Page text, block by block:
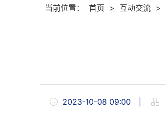
当前位置： 首页 > 互动交流 >
2023-10-08 09:00